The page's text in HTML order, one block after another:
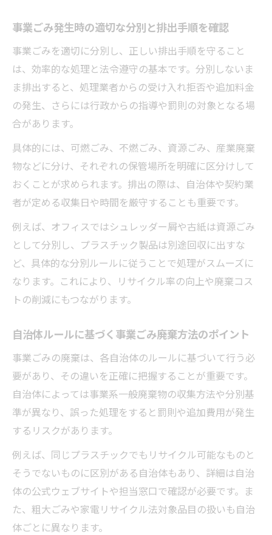
事業ごみ発生時の適切な分別と排出手順を確認
事業ごみを適切に分別し、正しい排出手順を守ること
は、効率的な処理と法令遵守の基本です。分別しないま
ま排出すると、処理業者からの受け入れ拒否や追加料金
の発生、さらには行政からの指導や罰則の対象となる場
合があります。
具体的には、可燃ごみ、不燃ごみ、資源ごみ、産業廃棄
物などに分け、それぞれの保管場所を明確に区分けして
おくことが求められます。排出の際は、自治体や契約業
者が定める収集日や時間を厳守することも重要です。
例えば、オフィスではシュレッダー屑や古紙は資源ごみ
として分別し、プラスチック製品は別途回収に出すな
ど、具体的な分別ルールに従うことで処理がスムーズに
なります。これにより、リサイクル率の向上や廃棄コス
トの削減にもつながります。
自治体ルールに基づく事業ごみ廃棄方法のポイント
事業ごみの廃棄は、各自治体のルールに基づいて行う必
要があり、その違いを正確に把握することが重要です。
自治体によっては事業系一般廃棄物の収集方法や分別基
準が異なり、誤った処理をすると罰則や追加費用が発生
するリスクがあります。
例えば、同じプラスチックでもリサイクル可能なものと
そうでないものに区別がある自治体もあり、詳細は自治
体の公式ウェブサイトや担当窓口で確認が必要です。ま
た、粗大ごみや家電リサイクル法対象品目の扱いも自治
体ごとに異なります。